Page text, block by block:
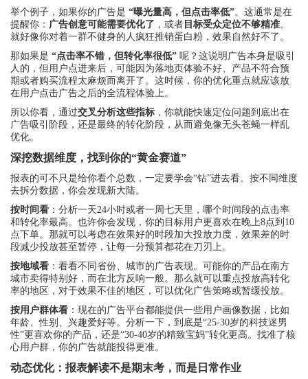
举个例子，如果你的广告是 “曝光量高，但点击率低”。这通常是在
提醒你： 广告创意可能需要优化了 ，或者 目标受众定位不够精准。
就好像你对着一群不健身的人疯狂推销蛋白粉，效果自然好不了。
那如果是 “点击率不错，但转化率很低” 呢？这说明广告本身是吸引
人的，但用户点进来后，可能因为落地页体验不好、产品不符合预
期或者购买流程太麻烦而离开了。这时候，你的优化重点就应该放
在用户点击广告之后的全流程体验上。
所以你看，通过交叉分析这些指标 ，你就能快速定位问题到底出在
广告吸引阶段，还是最终的转化阶段，从而避免像无头苍蝇一样乱
优化。
深挖数据维度，找到你的“黄金赛道”
报表的可不只是给你看个总数，一定要学会“钻”进去看。按不同维度
去拆分数据，你会发现新大陆。
按时间看 ：分析一天24小时或者一周七天里，哪个时间段的点击率
和转化率最高。也许你会发现，你的目标用户更喜欢在晚上8点到10
点下单。那就可以考虑在效果好的时段加大投放力度，效果差的时
段减少投放甚至暂停，让每一分预算都花在刀刃上。
按地域看 ：看看不同省份、城市的广告表现。可能你的产品在南方
城市卖得特别好，而在北方反响一般。那么就可以重点投放高转化
率的地区，对于效果不佳的地区，可以优化广告策略或暂缓投放。
按用户群体看 ：现在的广告平台都能提供一些用户画像数据，比如
年龄、性别、兴趣爱好等。分析一下，到底是“25-30岁的科技迷男
性”更喜欢你的产品，还是“30-40岁的精致宝妈”转化更高。找准了核
心用户群，你的广告就能投得更准。
动态优化：报表解读不是期末考，而是日常作业